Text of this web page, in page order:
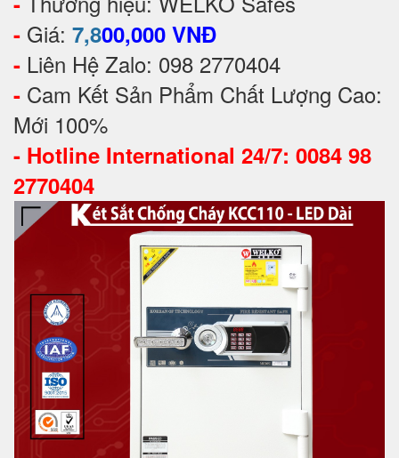
- Giá: 7,800,000 VNĐ
- Liên Hệ Zalo: 098 2770404
- Cam Kết Sản Phẩm Chất Lượng Cao:
Mới 100%
- Hotline International 24/7: 0084 98
2770404